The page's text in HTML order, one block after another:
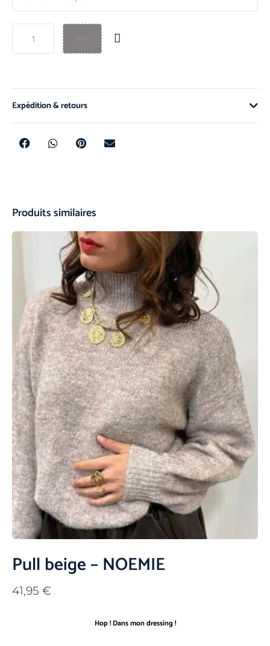
Hop !
Expédition & retours
Produits similaires
Pull beige – NOEMIE
41,95 €
Hop ! Dans mon dressing !